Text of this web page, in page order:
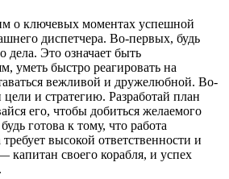
о ключевых моментах успешной
диспетчера. Во-первых, будь
дела. Это означает быть
уметь быстро реагировать на
вежливой и дружелюбной. Во-
и стратегию. Разработай план
его, чтобы добиться желаемого
готова к тому, что работа
высокой ответственности и
своего корабля, и успех